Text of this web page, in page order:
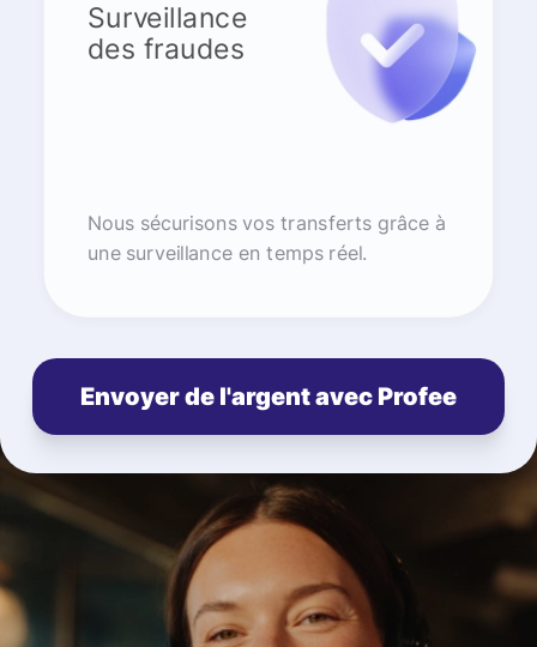
Surveillance
des fraudes
Nous sécurisons vos transferts grâce à
une surveillance en temps réel.
Envoyer de l'argent avec Profee